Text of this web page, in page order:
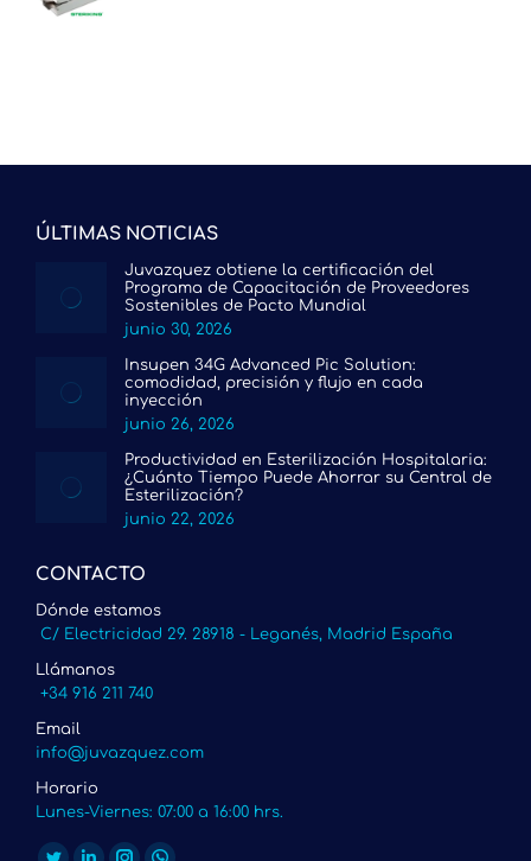
ÚLTIMAS NOTICIAS
Juvazquez obtiene la certificación del
Programa de Capacitación de Proveedores
Sostenibles de Pacto Mundial
junio 30, 2026
Insupen 34G Advanced Pic Solution:
comodidad, precisión y flujo en cada
inyección
junio 26, 2026
Productividad en Esterilización Hospitalaria:
¿Cuánto Tiempo Puede Ahorrar su Central de
Esterilización?
junio 22, 2026
CONTACTO
Dónde estamos
C/ Electricidad 29. 28918 - Leganés, Madrid España
Llámanos
+34 916 211 740
Email
info@juvazquez.com
Horario
Lunes-Viernes: 07:00 a 16:00 hrs.
Encuéntranos en: